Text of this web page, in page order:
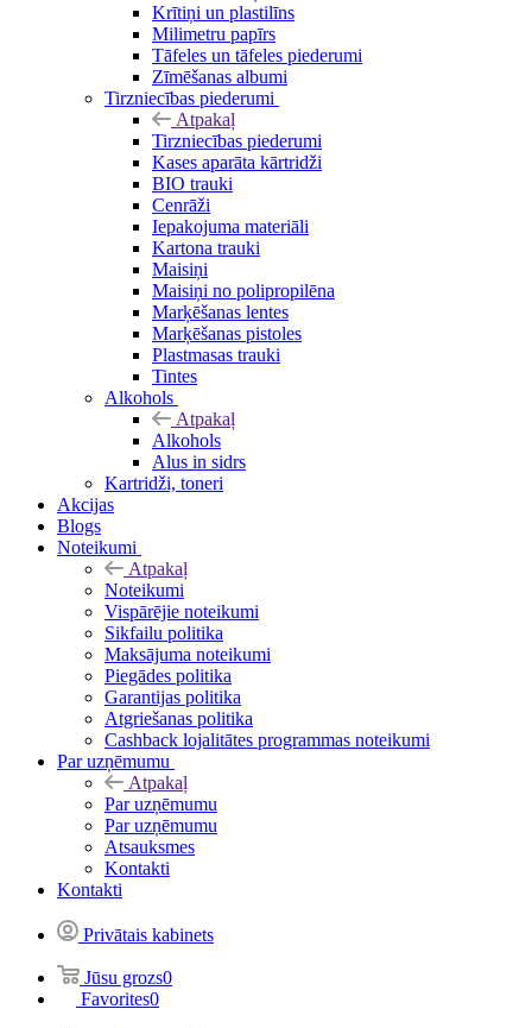
Krītiņi un plastilīns
Milimetru papīrs
Tāfeles un tāfeles piederumi
Zīmēšanas albumi
Tirzniecības piederumi
Atpakaļ
Tirzniecības piederumi
Kases aparāta kārtridži
BIO trauki
Cenrāži
Iepakojuma materiāli
Kartona trauki
Maisiņi
Maisiņi no polipropilēna
Marķēšanas lentes
Marķēšanas pistoles
Plastmasas trauki
Tintes
Alkohols
Atpakaļ
Alkohols
Alus in sidrs
Kartridži, toneri
Akcijas
Blogs
Noteikumi
Atpakaļ
Noteikumi
Vispārējie noteikumi
Sikfailu politika
Maksājuma noteikumi
Piegādes politika
Garantijas politika
Atgriešanas politika
Cashback lojalitātes programmas noteikumi
Par uzņēmumu
Atpakaļ
Par uzņēmumu
Par uzņēmumu
Atsauksmes
Kontakti
Kontakti
Privātais kabinets
Jūsu grozs0
Favorites0